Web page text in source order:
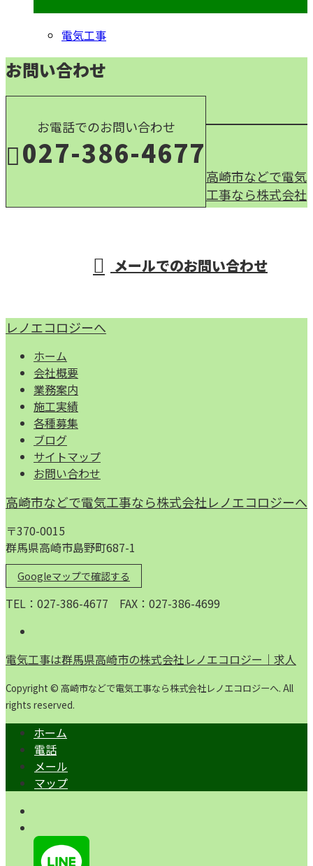
電気工事
お問い合わせ
お電話でのお問い合わせ
027-386-4677
メールでのお問い合わせ
高崎市などで電気
工事なら株式会社
レノエコロジーへ
ホーム
会社概要
業務案内
施工実績
各種募集
ブログ
サイトマップ
お問い合わせ
高崎市などで電気工事なら株式会社レノエコロジーへ
〒370-0015
群馬県高崎市島野町687-1
Googleマップで確認する
TEL：027-386-4677 FAX：027-386-4699
電気工事は群馬県高崎市の株式会社レノエコロジー｜求人
Copyright © 高崎市などで電気工事なら株式会社レノエコロジーへ. All
rights reserved.
ホーム
電話
メール
マップ